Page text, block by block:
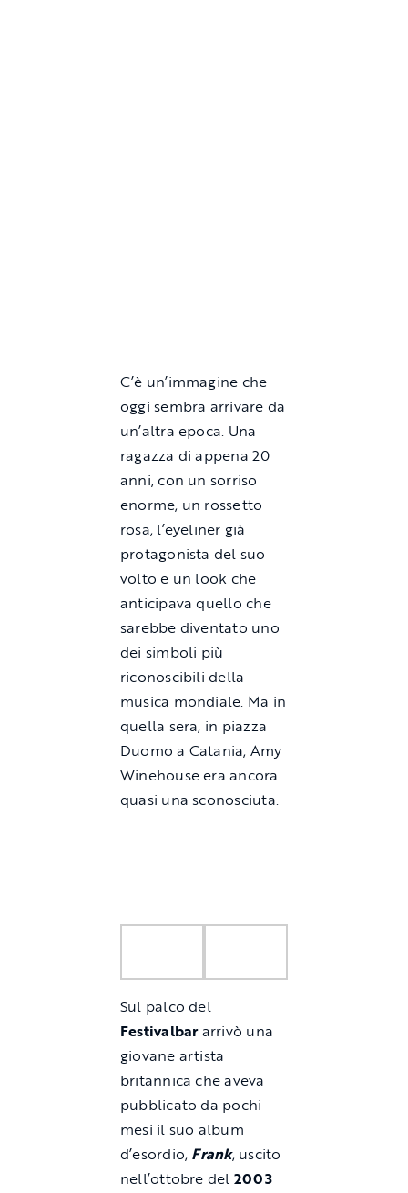
C’è un’immagine che
oggi sembra arrivare da
un’altra epoca. Una
ragazza di appena 20
anni, con un sorriso
enorme, un rossetto
rosa, l’eyeliner già
protagonista del suo
volto e un look che
anticipava quello che
sarebbe diventato uno
dei simboli più
riconoscibili della
musica mondiale. Ma in
quella sera, in piazza
Duomo a Catania, Amy
Winehouse era ancora
quasi una sconosciuta.
Sul palco del
Festivalbararrivò una
giovane artista
britannica che aveva
pubblicato da pochi
mesi il suo album
d’esordio, Frank, uscito
nell’ottobre del 2003